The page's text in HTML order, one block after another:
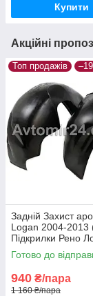
Купити
Акційні
Топ продажів
Задній Захист
Logan 2004-2013
Підкрилки Рено
до 2013 пара
Готово до
940 ₴/пара
1 160 ₴/пара